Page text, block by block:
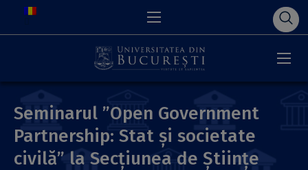
Seminarul ”Open Government
Partnership: Stat și societate
civilă” la Secțiunea de Științe